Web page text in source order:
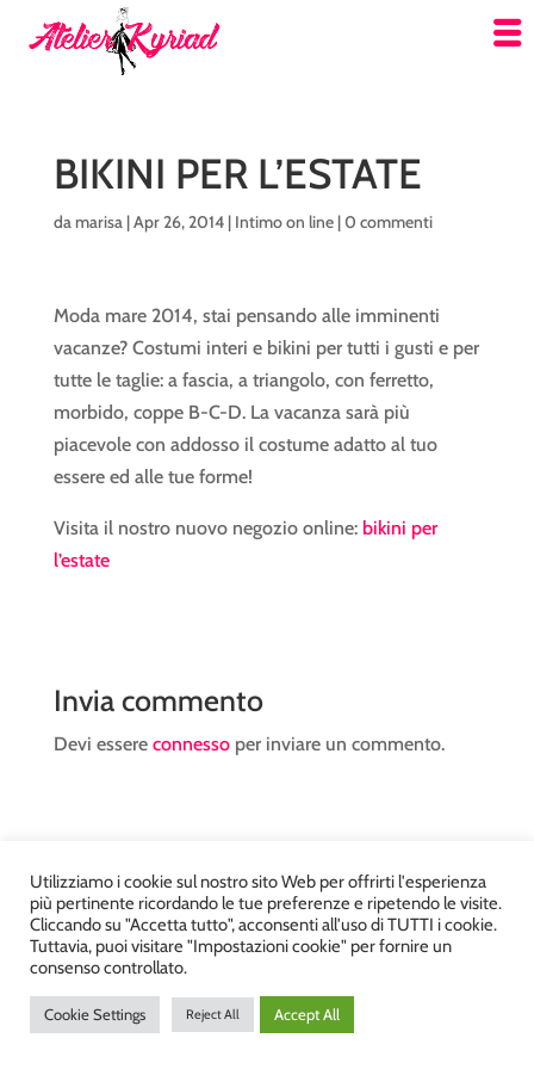
BIKINI PER L’ESTATE
damarisa|Apr 26, 2014| Intimo on line|0 commenti
Moda mare 2014, stai pensando alle imminenti
vacanze? Costumi interi e bikini per tutti i gusti e per
tutte le taglie: a fascia, a triangolo, con ferretto,
morbido, coppe B-C-D. La vacanza sarà più
piacevole con addosso il costume adatto al tuo
essere ed alle tue forme!
Visita il nostro nuovo negozio online: bikini per
l’estate
Invia commento
Devi essere connessoper inviare un commento.
Atelier Kyriad da Mary – via Carducci, 12 – Chiavenna –
Sondrio P.Iva 00812910149 – Tel. 0343 36560 – Sito
realizzato da
Utilizziamo i cookie sul nostro sito Web per offrirti l'esperienza
più pertinente ricordando le tue preferenze e ripetendo le visite.
Cliccando su "Accetta tutto", acconsenti all'uso di TUTTI i cookie.
Tuttavia, puoi visitare "Impostazioni cookie" per fornire un
consenso controllato.
Cookie Settings Reject All Accept All